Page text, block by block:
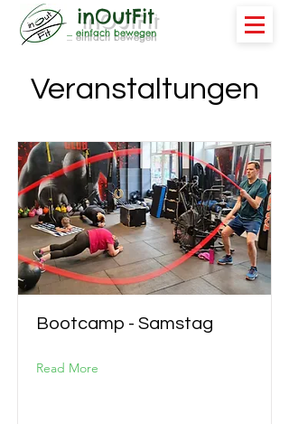
... einfach bewegen
inOutFit
Veranstaltungen
Bootcamp - Samstag
Read More